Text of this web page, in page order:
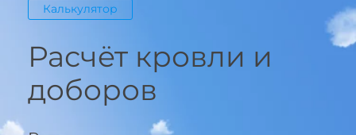
Калькулятор
Расчёт кровли и
доборов